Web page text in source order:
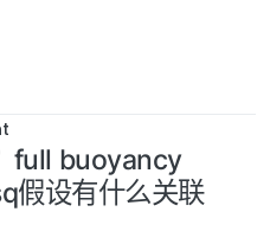
full buoyancy
假设有什么关联